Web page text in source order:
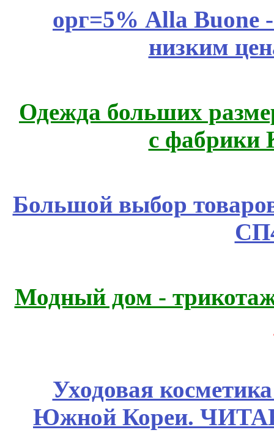
орг=5% Alla Buone
низким
Одежда больших
с фабрики
Большой выбор
Модный дом -
Уходовая
Южной Кореи.